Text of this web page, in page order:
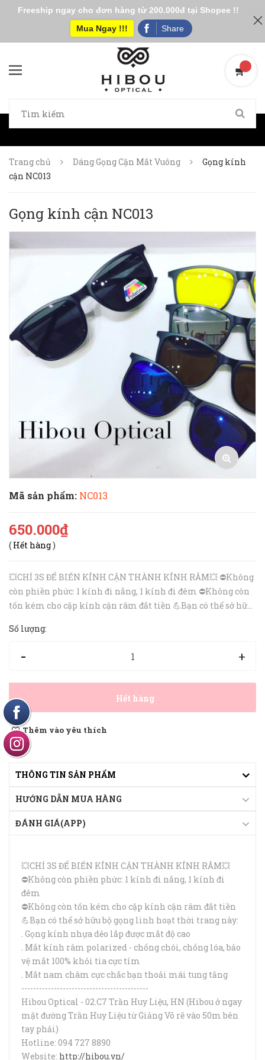
Trang chủ Dáng Gọng Cận Mắt Vuông
Gọng kính
cận NC013
Gọng kính cận NC013
Mã sản phẩm: NC013
650.000₫
( Hết hàng)
💥CHỈ 3S ĐỂ BIẾN KÍNH CẬN THÀNH KÍNH RÂM💥 ⛔Không
còn phiền phức: 1 kính đi nắng, 1 kính đi đêm ⛔Không còn
tốn kém cho cặp kính cận râm đắt tiền 💪Bạn có thể sở hữu
được mắt độ cao . ...
Số lượng:
- +
Hết hàng
Thêm vào yêu thích
THÔNG TIN SẢN PHẨM
HƯỚNG DẪN MUA HÀNG
ĐÁNH GIÁ(APP)
💥CHỈ 3S ĐỂ BIẾN KÍNH CẬN THÀNH KÍNH RÂM💥
⛔Không còn phiền phức: 1 kính đi nắng, 1 kính đi
đêm
⛔Không còn tốn kém cho cặp kính cận râm đắt tiền
💪Bạn có thể sở hữu bộ gọng linh hoạt thời trang này:
. Gọng kính nhựa dẻo lắp được mắt độ cao
. Mắt kính râm polarized - chống chói, chống lóa, bảo
vệ mắt 100% khỏi tia cực tím
. Mắt nam châm cực chắc bạn thoải mái tung tăng
-------------------------------------------
Hibou Optical - 02.C7 Trần Huy Liệu, HN (Hibou ở ngay
mặt đường Trần Huy Liệu từ Giảng Võ rẽ vào 50m bên
tay phải)
Hotline: 094 727 8890
Website: http://hibou.vn/
Freeship ngay cho đơn hàng từ 200.000đ tại Shopee !!
Mua Ngay !!!
Share